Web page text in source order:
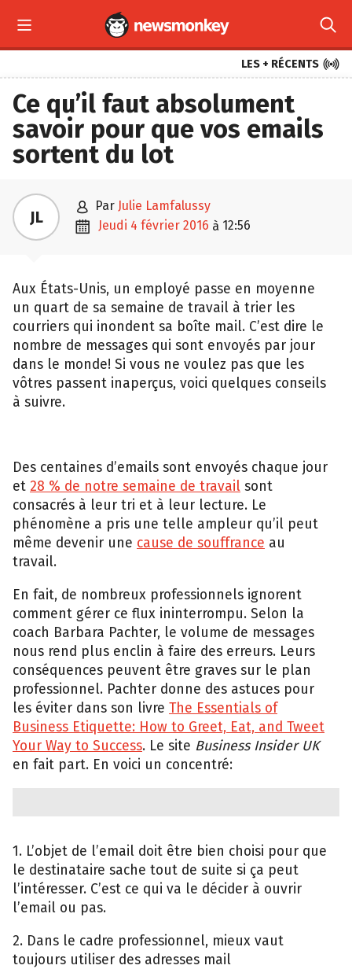
 
LES + RÉCENTS 
Ce qu’il faut absolument
savoir pour que vos emails
sortent du lot
JL  par Julie Lamfalussy
 jeudi 4 février 2016 à 12:56
Aux États-Unis, un employé passe en moyenne
un quart de sa semaine de travail à trier les
courriers qui inondent sa boîte mail. C’est dire le
nombre de messages qui sont envoyés par jour
dans le monde! Si vous ne voulez pas que les
vôtres passent inaperçus, voici quelques conseils
à suivre.
Des centaines d’emails sont envoyés chaque jour
et 28 % de notre semaine de travail sont
consacrés à leur tri et à leur lecture. Le
phénomène a pris une telle ampleur qu’il peut
même devenir une cause de souffrance au
travail.
En fait, de nombreux professionnels ignorent
comment gérer ce flux ininterrompu. Selon la
coach Barbara Pachter, le volume de messages
nous rend plus enclin à faire des erreurs. Leurs
conséquences peuvent être graves sur le plan
professionnel. Pachter donne des astuces pour
les éviter dans son livre The Essentials of
Business Etiquette: How to Greet, Eat, and Tweet
Your Way to Success. Le site Business Insider UK
en fait part. En voici un concentré:
1. L’objet de l’email doit être bien choisi pour que
le destinataire sache tout de suite si ça peut
l’intéresser. C’est ce qui va le décider à ouvrir
l’email ou pas.
2. Dans le cadre professionnel, mieux vaut
toujours utiliser des adresses mail